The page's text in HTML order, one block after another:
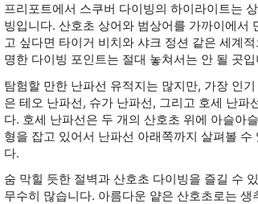
프리포트에서 스쿠버 다이빙의 하이라이트는
빙입니다. 산호초 상어와 범상어를 가까이에서
고 싶다면 타이거 비치와 샤크 정션 같은 세계
명한 다이빙 포인트는 절대 놓쳐서는 안 될 곳입
탐험할 만한 난파선 유적지는 많지만, 가장 인
은 테오 난파선, 슈가 난파선, 그리고 호세 난파
다. 호세 난파선은 두 개의 산호초 위에 아슬아
형을 잡고 있어서 난파선 아래쪽까지 살펴볼 수
다.
숨 막힐 듯한 절벽과 산호초 다이빙을 즐길 수
무수히 많습니다. 아름다운 얕은 산호초로는 생